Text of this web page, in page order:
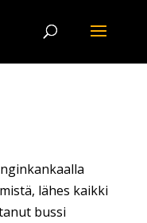
lähes kaikki
bussi